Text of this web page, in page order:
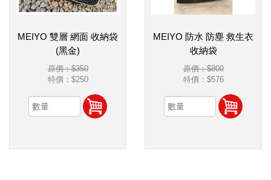
MEIYO 雙層 網面 收納袋
(黑金)
原價：$350
特價： $250
MEIYO 防水 防塵 救生衣
收納袋
原價：$800
特價： $576